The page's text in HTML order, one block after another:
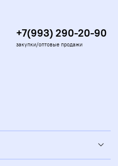
+7(993) 290-20-90
закупки/оптовые продажи